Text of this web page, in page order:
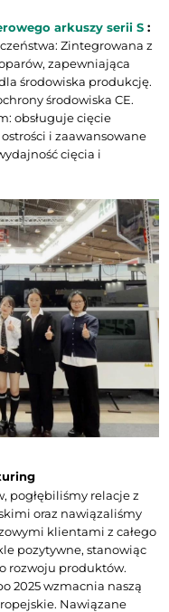
arkuszy serii S :
Zintegrowana z
zapewniająca
środowiska produkcję.
środowiska CE.
obsługuje cięcie
i zaawansowane
cięcia i
pogłębiliśmy relacje z
oraz nawiązaliśmy
klientami z całego
pozytywne, stanowiąc
rozwoju produktów.
2025 wzmacnia naszą
Nawiązane